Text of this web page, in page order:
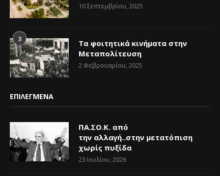
10 Σεπτεμβρίου, 2025
3
Τα φοιτητικά κινήματα στην
Μεταπολίτευση
2 Φεβρουαρίου, 2025
ΕΠΙΛΕΓΜΕΝΑ
ΠΑ.ΣΟ.Κ. από
την αλλαγή..στην μετατόπιση
χωρίς πυξίδα
23 Ιουλίου, 2026